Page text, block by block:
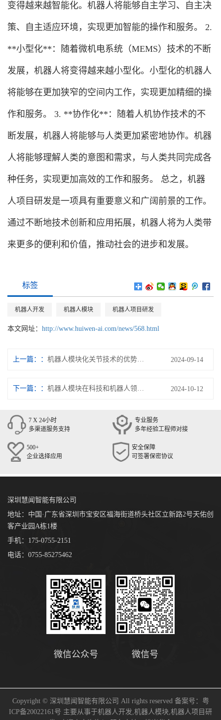
变得越来越智能化。机器人将能够自主学习、自主决
策、自主适应环境，实现更加智能的操作和服务。 2.
**小型化**：随着微机电系统（MEMS）技术的不断
发展，机器人将变得越来越小型化。小型化的机器人
将能够在更加狭窄的空间内工作，实现更加精细的操
作和服务。 3. **协作化**：随着人机协作技术的不
断发展，机器人将能够与人类更加紧密地协作。机器
人将能够理解人类的意图和需求，与人类共同完成各
种任务，实现更加高效的工作和服务。 总之，机器
人项目研发是一项具有重要意义和广阔前景的工作。
通过不断地技术创新和应用拓展，机器人将为人类带
来更多的便利和价值，推动社会的进步和发展。
标签
机器人开发 机器人模块 机器人项目研发
本文网址： http://www.huiwen-ai.com/news/568.html
上一篇： 机器人模块化关节技术的优势和局限性是什么？ 2024-09-14
下一篇： 机器人模块在科技和机器人领域的重要性 2024-10-12
7 X 24小时
多渠道服务支持
专业服务
多年经验工程师对接
500+
企业选择应用
安全保障
可签署保密协议
深圳慧闻智能有限公司
地址：中国·广东省深圳市宝安区福海街道桥头社区立新路2号天佑创
客产业园A栋1楼
手机：175-0755-2151
电话：0755-85275462
微信公众号 微信号
Copyright © 深圳慧闻智能有限公司 All rights reserved 备案号： 粤
ICP备20022161号 主要从事于机器人开发 机器人模块 机器人项目研